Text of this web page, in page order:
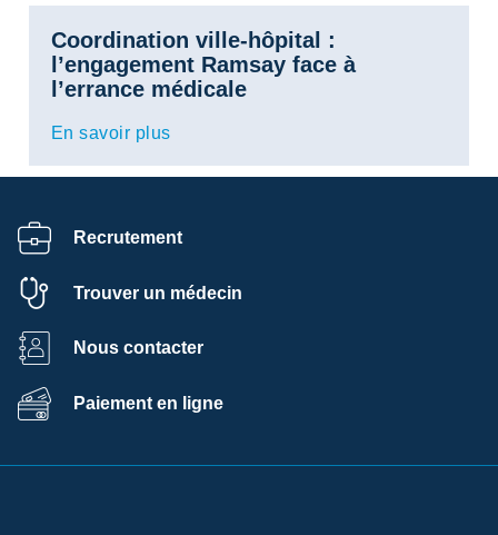
Coordination ville-hôpital :
l’engagement Ramsay face à
l’errance médicale
En savoir plus
Recrutement
Trouver un médecin
Nous contacter
Paiement en ligne